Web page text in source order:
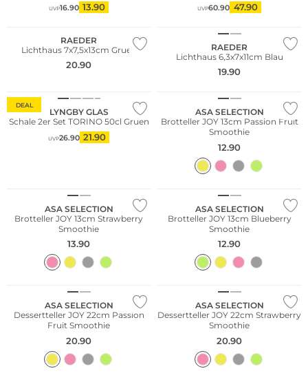
UVP16.90 13.90 UVP60.90 47.90
RAEDER
Lichthaus 7x7,5x13cm Gruen
20.90
RAEDER
Lichthaus 6,3x7x11cm Blau
19.90
DEAL
LYNGBY GLAS
Schale 2er Set TORINO 50cl Gruen
UVP26.90 21.90
ASA SELECTION
Brotteller JOY 13cm Passion Fruit
Smoothie
12.90
ASA SELECTION
Brotteller JOY 13cm Strawberry
Smoothie
13.90
ASA SELECTION
Brotteller JOY 13cm Blueberry
Smoothie
12.90
ASA SELECTION
Dessertteller JOY 22cm Passion
Fruit Smoothie
20.90
ASA SELECTION
Dessertteller JOY 22cm Strawberry
Smoothie
20.90